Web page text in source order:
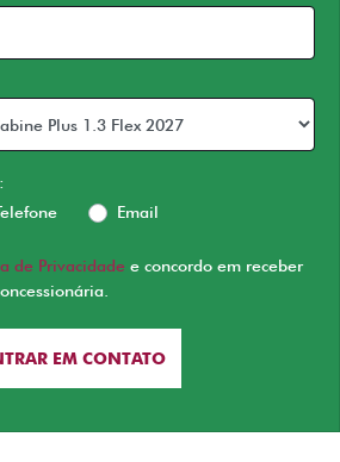
Email
de Privacidade e concordo em receber
EM CONTATO